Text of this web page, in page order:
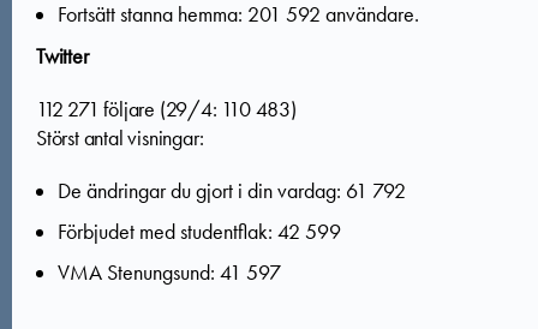
Fortsätt stanna hemma: 201 592 användare.
Twitter
112 271 följare (29/4: 110 483)
Störst antal visningar:
De ändringar du gjort i din vardag: 61 792
Förbjudet med studentflak: 42 599
VMA Stenungsund: 41 597